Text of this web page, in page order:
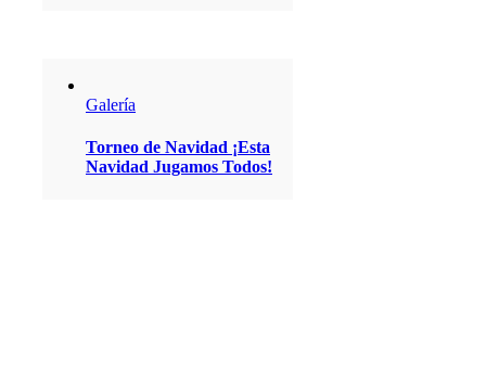
Galería
Torneo de Navidad ¡Esta
Navidad Jugamos Todos!